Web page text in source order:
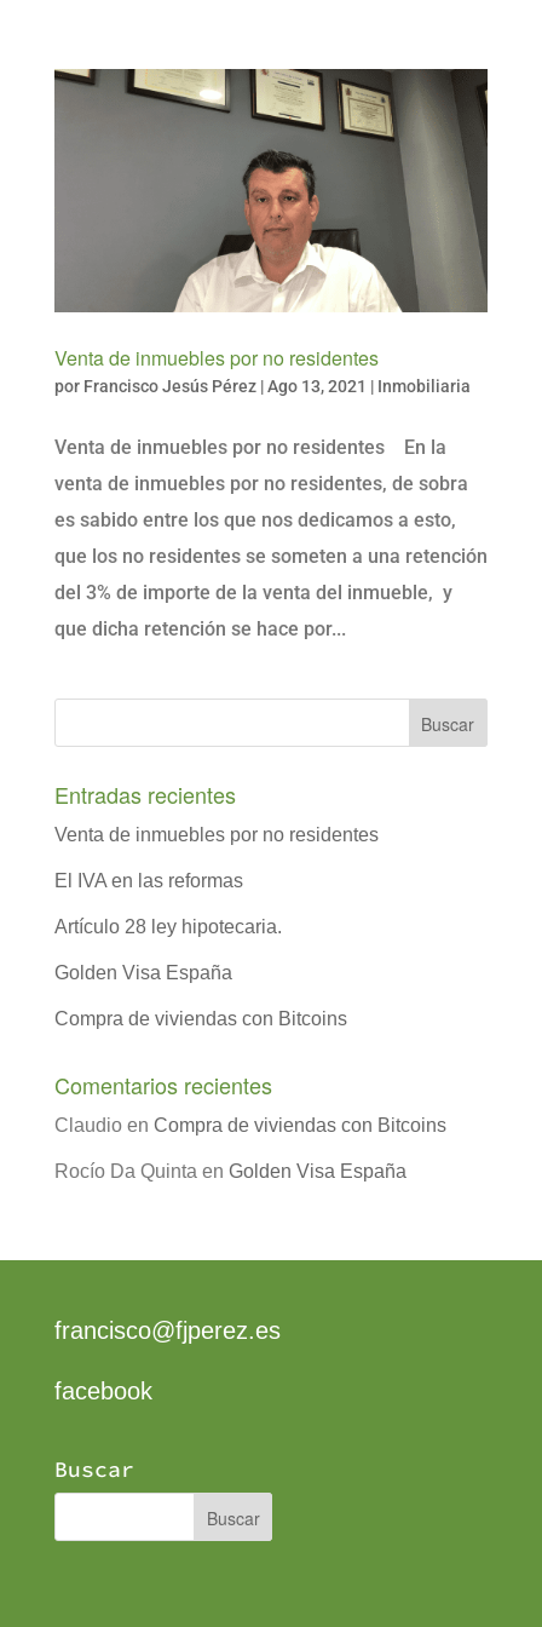
Venta de inmuebles por no residentes
por Francisco Jesús Pérez|Ago 13, 2021 | Inmobiliaria
Venta de inmuebles por no residentes En la
venta de inmuebles por no residentes, de sobra
es sabido entre los que nos dedicamos a esto,
que los no residentes se someten a una retención
del 3% de importe de la venta del inmueble, y
que dicha retención se hace por...
Entradas recientes
Venta de inmuebles por no residentes
El IVA en las reformas
Artículo 28 ley hipotecaria.
Golden Visa España
Compra de viviendas con Bitcoins
Comentarios recientes
Claudioen Compra de viviendas con Bitcoins
Rocío Da Quinta en Golden Visa España
francisco@fjperez.es
facebook
Buscar